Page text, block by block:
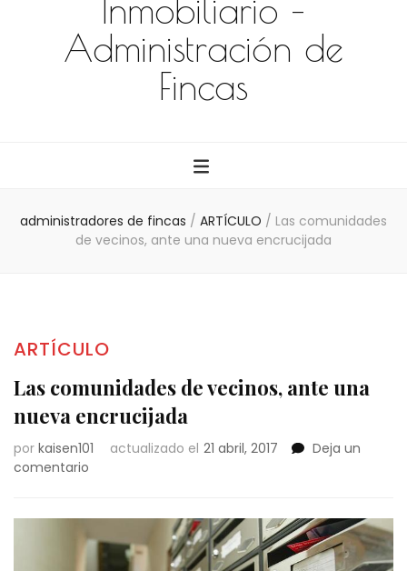
Inmobiliario –
Administración de
Fincas
administradores de fincas / ARTÍCULO / Las comunidades
de vecinos, ante una nueva encrucijada
ARTÍCULO
Las comunidades de vecinos, ante una
nueva encrucijada
por kaisen101 actualizado el 21 abril, 2017
Deja un
comentario
de
vecinos,